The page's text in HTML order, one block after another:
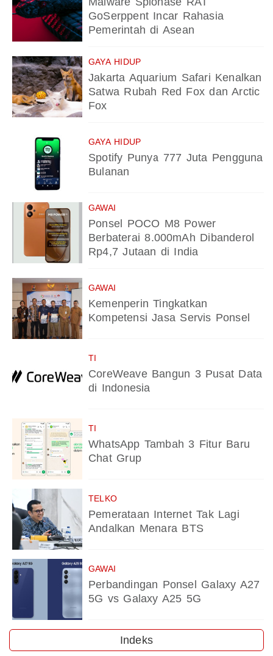
GoSerppent Incar Rahasia
Pemerintah di Asean
GAYA HIDUP
Jakarta Aquarium Safari Kenalkan
Satwa Rubah Red Fox dan Arctic
Fox
GAYA HIDUP
Spotify Punya 777 Juta Pengguna
Bulanan
GAWAI
Ponsel POCO M8 Power
Berbaterai 8.000mAh Dibanderol
Rp4,7 Jutaan di India
GAWAI
Kemenperin Tingkatkan
Kompetensi Jasa Servis Ponsel
TI
CoreWeave Bangun 3 Pusat Data
di Indonesia
TI
WhatsApp Tambah 3 Fitur Baru
Chat Grup
TELKO
Pemerataan Internet Tak Lagi
Andalkan Menara BTS
GAWAI
Perbandingan Ponsel Galaxy A27
5G vs Galaxy A25 5G
Indeks